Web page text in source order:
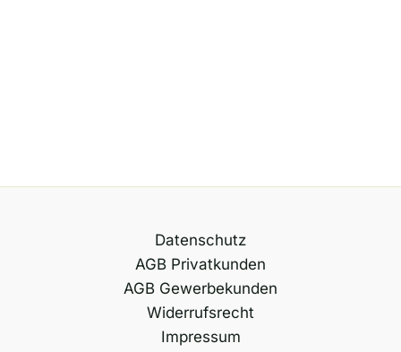
Datenschutz
AGB Privatkunden
AGB Gewerbekunden
Widerrufsrecht
Impressum